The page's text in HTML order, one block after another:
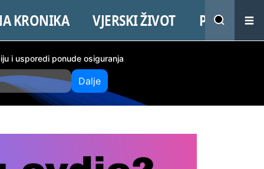
KRONIKA VJERSKI ŽIVOT PROMO
i usporedi ponude osiguranja
Dalje